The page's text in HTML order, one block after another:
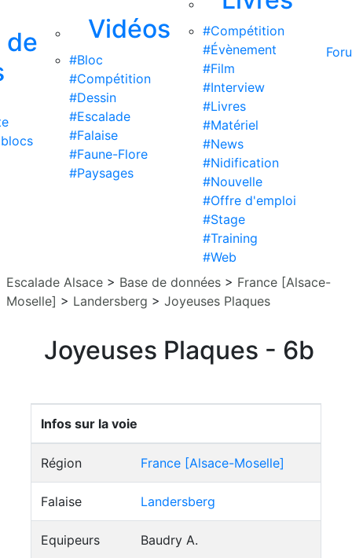
de
Vidéos
#Bloc
#Compétition
#Dessin
#Escalade
#Falaise
#Faune-Flore
#Paysages
#Compétition
#Évènement
#Film
#Interview
#Livres
#Matériel
#News
#Nidification
#Nouvelle
#Offre d'emploi
#Stage
#Training
#Web
Escalade Alsace > Base de données > France [Alsace-
Moselle] > Landersberg > Joyeuses Plaques
Joyeuses Plaques - 6b
Infos sur la voie
Région France [Alsace-Moselle]
Falaise Landersberg
Equipeurs Baudry A.